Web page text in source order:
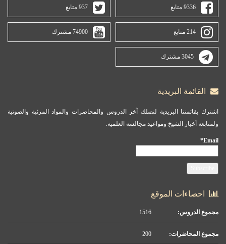
9336 متابع 937 متابع
214 متابع 74900 مشترك
3045 مشترك
القائمة البريدية
اشترك بقائمتنا البريدية لتصلك آخر الدروس والمحاضرات والمواد المرئية والصوتية
ولمتابعة أخبار الشيخ ومواعيد مجالسه العلمية.
Email*
احصاءات الموقع
مجموع الدروس:
مجموع المحاضرات: